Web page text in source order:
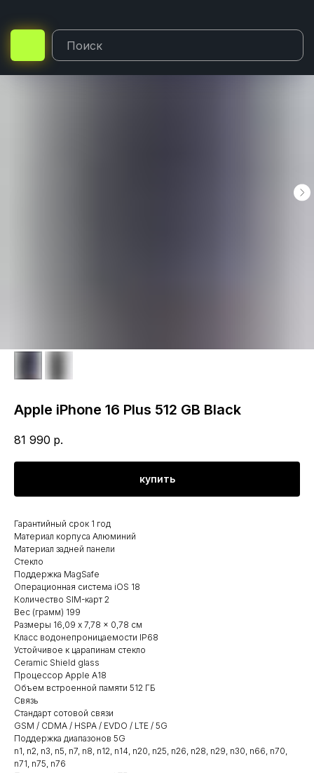
Apple iPhone 16 Plus 512 GB Black
81 990 р.
купить
Гарантийный срок 1 год
Материал корпуса Алюминий
Материал задней панели
Стекло
Поддержка MagSafe
Операционная система iOS 18
Количество SIM-карт 2
Вес (грамм) 199
Размеры 16,09 x 7,78 x 0,78 см
Класс водонепроницаемости IP68
Устойчивое к царапинам стекло
Ceramic Shield glass
Процессор Apple A18
Объем встроенной памяти 512 ГБ
Связь
Стандарт сотовой связи
GSM / CDMA / HSPA / EVDO / LTE / 5G
Поддержка диапазонов 5G
n1, n2, n3, n5, n7, n8, n12, n14, n20, n25, n26, n28, n29, n30, n66, n70,
n71, n75, n76